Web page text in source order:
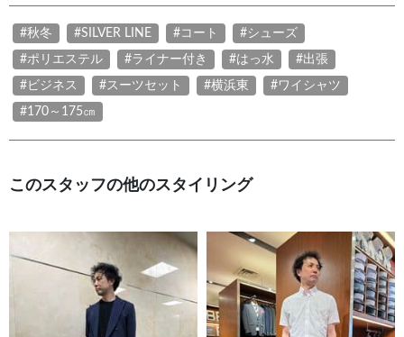
#秋冬 #SILVER LINE #コート #シューズ
#ポリエステル #ライナー付き #はっ水 #出張
#ビジネス #スーツセット #横浜東 #ワイシャツ
#170～175㎝
このスタッフの他のスタイリング